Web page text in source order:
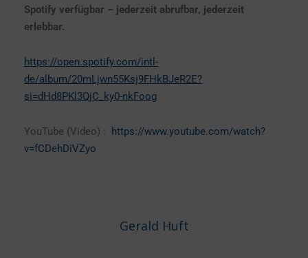
Spotify verfügbar – jederzeit abrufbar, jederzeit
erlebbar.
https://open.spotify.com/intl-
de/album/20mLjwn55Ksj9FHkBJeR2E?
si=dHd8PKl3QjC_ky0-nkFoog
YouTube (Video) :
https://www.youtube.com/watch?
v=fCDehDiVZyo
Gerald Huft